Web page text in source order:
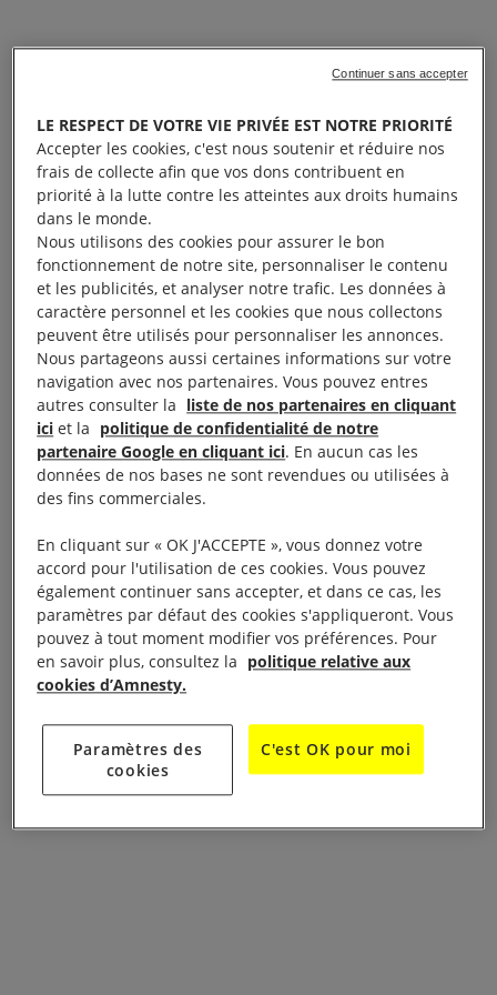
LE RESPECT DE VOTRE VIE PRIVÉE EST NOTRE PRIORITÉ
Accepter les cookies, c'est nous soutenir et réduire nos
frais de collecte afin que vos dons contribuent en
priorité à la lutte contre les atteintes aux droits humains
dans le monde.
Nous utilisons des cookies pour assurer le bon
fonctionnement de notre site, personnaliser le contenu
et les publicités, et analyser notre trafic. Les données à
caractère personnel et les cookies que nous collectons
peuvent être utilisés pour personnaliser les annonces.
Nous partageons aussi certaines informations sur votre
navigation avec nos partenaires. Vous pouvez entres
autres consulter la liste de nos partenaires en cliquant
ici et la politique de confidentialité de notre
partenaire Google en cliquant ici. En aucun cas les
données de nos bases ne sont revendues ou utilisées à
des fins commerciales.
En cliquant sur « OK J'ACCEPTE », vous donnez votre
accord pour l'utilisation de ces cookies. Vous pouvez
également continuer sans accepter, et dans ce cas, les
paramètres par défaut des cookies s'appliqueront. Vous
pouvez à tout moment modifier vos préférences. Pour
en savoir plus, consultez la politique relative aux
cookies d’Amnesty.
Paramètres des
cookies
C'est OK pour moi
Continuer sans accepter